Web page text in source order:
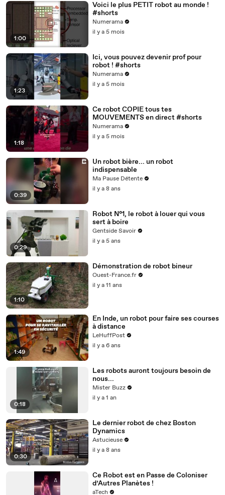
1:00
Voici le plus PETIT robot au monde !
#shorts
Numerama
il y a 5 mois
1:23
Ici, vous pouvez devenir prof pour
robot ! #shorts
Numerama
il y a 5 mois
1:18
Ce robot COPIE tous tes
MOUVEMENTS en direct #shorts
Numerama
il y a 5 mois
0:39
Un robot bière... un robot
indispensable
Ma Pause Détente
il y a 8 ans
0:29
Robot N°1, le robot à louer qui vous
sert à boire
Gentside Savoir
il y a 5 ans
1:10
Démonstration de robot bineur
Ouest-France.fr
il y a 11 ans
1:49
En Inde, un robot pour faire ses courses
à distance
LeHuffPost
il y a 6 ans
0:18
Les robots auront toujours besoin de
nous...
Mister Buzz
il y a 1 an
0:30
Le dernier robot de chez Boston
Dynamics
Astucieuse
il y a 8 ans
Ce Robot est en Passe de Coloniser
d’Autres Planètes !
aTech